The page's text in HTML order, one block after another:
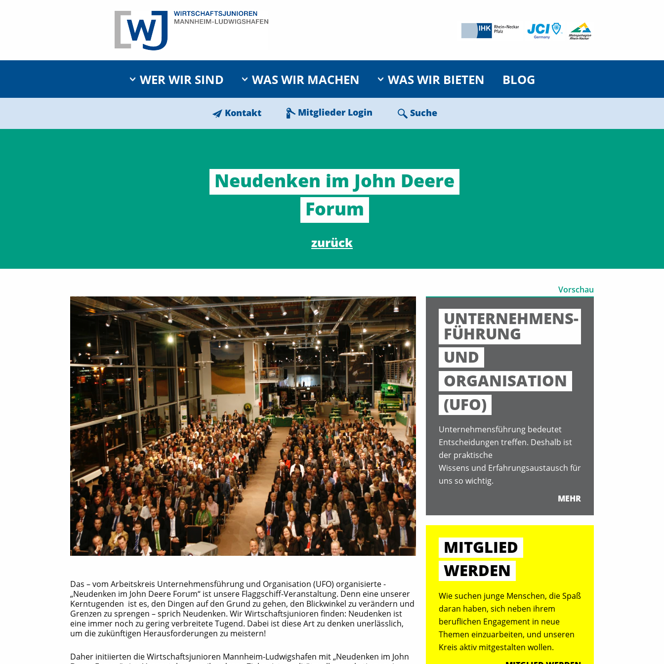
WER WIR SIND WAS WIR MACHEN WAS WIR BIETEN BLOG
Kontakt Mitglieder Login Suche
Neudenken im John Deere
Forum
zurück
Das – vom Arbeitskreis Unternehmensführung und Organisation (UFO) organisierte -
„Neudenken im John Deere Forum“ ist unsere Flaggschiff-Veranstaltung. Denn eine unserer
Kerntugenden ist es, den Dingen auf den Grund zu gehen, den Blickwinkel zu verändern und
Grenzen zu sprengen – sprich Neudenken. Wir Wirtschaftsjunioren finden: Neudenken ist
eine immer noch zu gering verbreitete Tugend. Dabei ist diese Art zu denken unerlässlich,
um die zukünftigen Herausforderungen zu meistern!
Daher initiierten die Wirtschaftsjunioren Mannheim-Ludwigshafen mit „Neudenken im John
Vorschau
UNTERNEHMENS-
FÜHRUNG
UND
ORGANISATION
(UFO)
Unternehmensführung bedeutet
Entscheidungen treffen. Deshalb ist
der praktische
Wissens und Erfahrungsaustausch für
uns so wichtig.
MEHR
MITGLIED
WERDEN
Wie suchen junge Menschen, die Spaß
daran haben, sich neben ihrem
beruflichen Engagement in neue
Themen einzuarbeiten, und unseren
Kreis aktiv mitgestalten wollen.